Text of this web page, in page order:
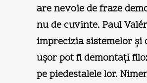
are nevoie de fraze
nu de cuvinte. Paul
imprecizia sistemelor şi
uşor pot fi demontaţi
pe piedestalele lor.